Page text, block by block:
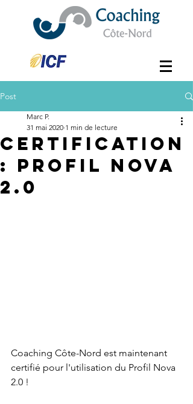
Post
Certification
: Profil Nova
2.0
Marc P.
31 mai 2020 1 min de lecture
Coaching Côte-Nord est maintenant
certifié pour l'utilisation du Profil Nova
2.0 !